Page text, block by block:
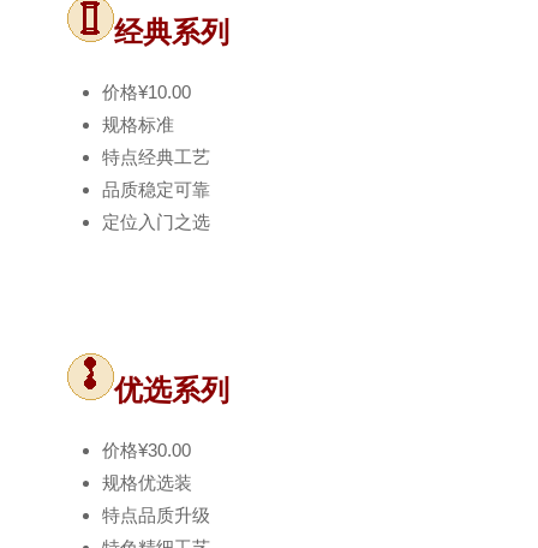
经典系列
价格¥10.00
规格标准
特点经典工艺
品质稳定可靠
定位 入门之选
优选系列
价格¥30.00
规格优选装
特点品质升级